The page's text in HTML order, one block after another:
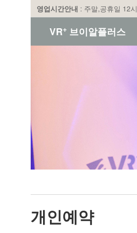
영업시간안내 : 주말,공휴일 12
VR+ 브이알플러스
개인예약